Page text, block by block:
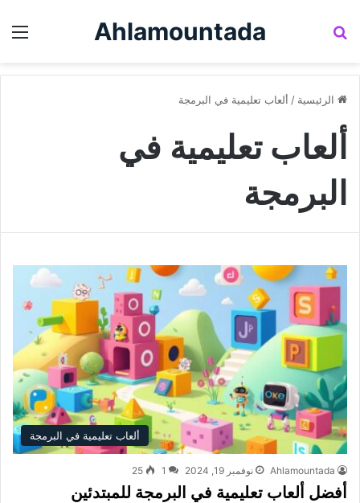
Ahlamountada
الرئيسية / ألعاب تعليمية في البرمجة
ألعاب تعليمية في
البرمجة
ألعاب تعليمية في البرمجة
Ahlamountada نوفمبر 19, 2024 1
25
أفضل ألعاب تعليمية في البرمجة للمبتدئين